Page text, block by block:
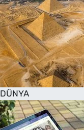
DÜNYA